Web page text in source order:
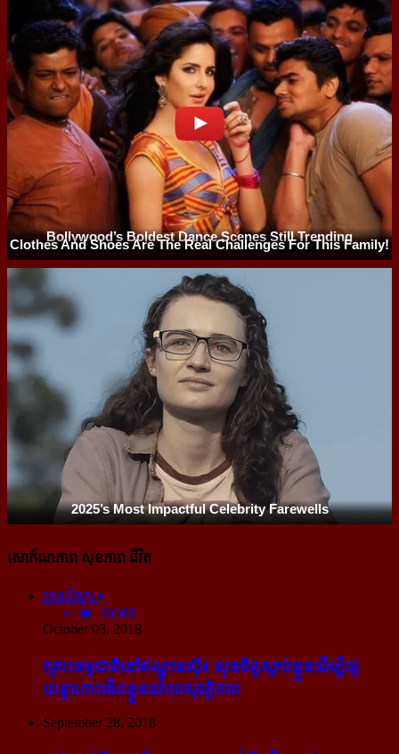
សោភ័ណភាព សុខភាព ជីវិត
អានពិស្ដារ
26008
October 03, 2018
គ្រោះធម្មជាតិនៅឥណ្ឌូនេស៊ី៖ សុខចិត្ត​ស្លាប់​ខ្លួន​ដើម្បី​ឲ្យ​
យន្ដហោះ​ងើប​ខ្លួន​ដោយ​សុវត្ថិភាព
September 28, 2018